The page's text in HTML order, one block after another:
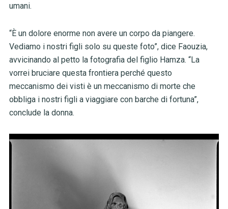
umani.
“È un dolore enorme non avere un corpo da piangere.
Vediamo i nostri figli solo su queste foto”, dice Faouzia,
avvicinando al petto la fotografia del figlio Hamza. “La
vorrei bruciare questa frontiera perché questo
meccanismo dei visti è un meccanismo di morte che
obbliga i nostri figli a viaggiare con barche di fortuna”,
conclude la donna.